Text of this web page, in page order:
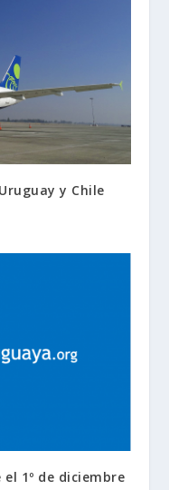
y Chile
1º de diciembre